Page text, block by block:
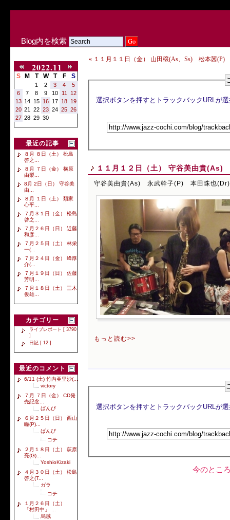
Blog内を検索
2022.11
S M T W T F S
1 2 3 4
5
6
7 8 9 10 11
12
13 14 15 16 17 18 19
20 21 22 23 24 25 26
27 28 29 30
最近の記事
８月 ８日（土） 松島
啓之...
８月 ７日（金） 横原
由梨...
8月 2日（日） 守谷美
由...
８月 １日（土） 類家
心平...
７月３１日（金） 松島
啓之...
７月２６日（日） 近藤
和彦...
７月２５日（土） 林栄
一(...
７月２４日（金） 峰厚
介(...
７月１９日（日） 佐藤
芳明...
７月１８日（土） 三木
俊雄...
カテゴリー
ライブレポート [ 3790
]
日記 [ 12 ]
最近のコメント
6/11 (土) 竹内亜里沙(...
victory
７月 ７日（金） CD発
売記念...
ばんび
６月２５日（日） 西山
瞳(P)...
ばんび
コチ
２月１８日（土） 荻原
亮(G)...
YoshioKizaki
４月３０日（土） 松島
啓之(T...
ガラ
コチ
１月２６日（土）
「村田中」 ...
烏賊
« １１月１１日（金） 山田穣(As、Ss) 松本茜
１１月１２日（土） 守谷美由貴
守谷美由貴(As) 永武幹子(P) 本田珠也(Dr)
もっと読む>>
今のとこ